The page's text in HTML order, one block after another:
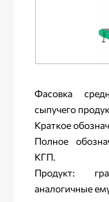
Фасовка
сыпучего
Краткое
Полное
КГП.
Продукт:
аналогичные